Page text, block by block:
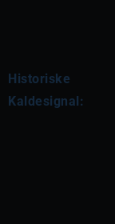
Historiske
Kaldesignal: